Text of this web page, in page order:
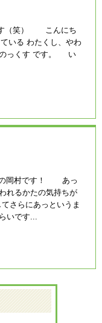
（笑） こんにち
いる わたくし、やわ
のっくす です。 い
の岡村です！ あっ
れるかたの気持ちが
さらにあっというま
いです...